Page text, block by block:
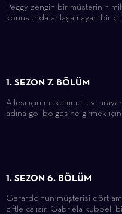
Peggy zengin bir müşterinin
konusunda anlaşamayan bir
1. SEZON 7. BÖLÜM
Ailesi için mükemmel evi
adına göl bölgesine girmek için
1. SEZON 6. BÖLÜM
Gerardo’nun müşterisi dört
çiftle çalışır. Gabriela kubbeli